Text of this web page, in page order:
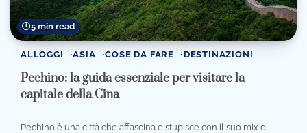
5 min read
ALLOGGI ASIA COSE DA FARE DESTINAZIONI
Pechino: la guida essenziale per visitare la
capitale della Cina
Pechino è una città che affascina e stupisce con il suo mix di